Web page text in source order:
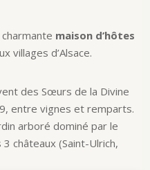
maison d’hôtes
villages d’Alsace.
des Sœurs de la Divine
entre vignes et remparts.
arboré dominé par le
châteaux (Saint-Ulrich,